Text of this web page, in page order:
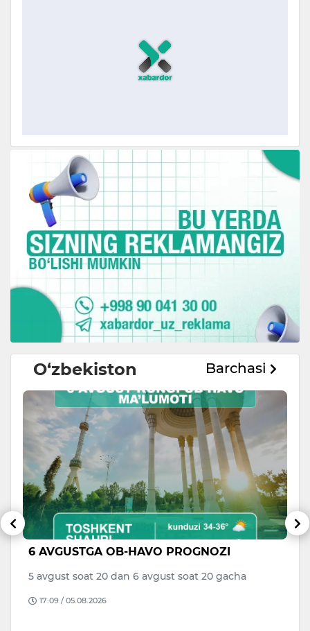
O‘zbekiston Barchasi
6 AVGUSTGA OB-HAVO PROGNOZI
5 avgust soat 20 dan 6 avgust soat 20 gacha
17:09 / 05.08.2026